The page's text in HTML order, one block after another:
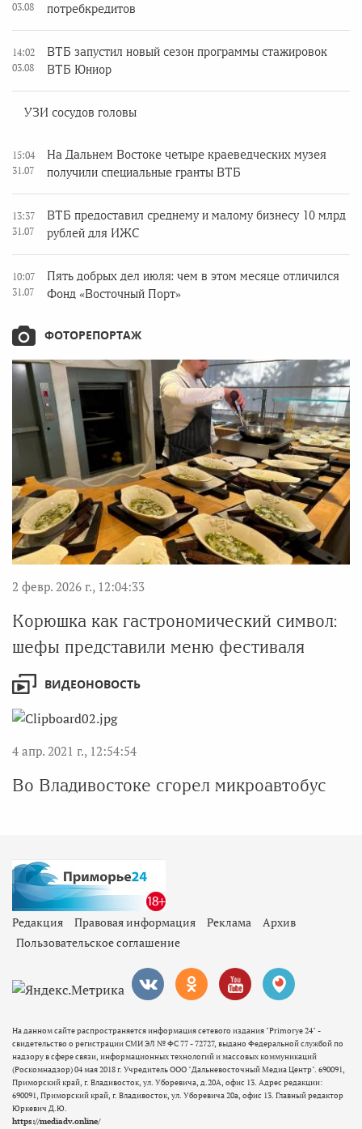
03.08
потребкредитов
14:02
03.08
ВТБ запустил новый сезон программы стажировок
ВТБ Юниор
УЗИ сосудов головы
15:04
31.07
На Дальнем Востоке четыре краеведческих музея
получили специальные гранты ВТБ
13:37
31.07
ВТБ предоставил среднему и малому бизнесу 10 млрд
рублей для ИЖС
10:07
31.07
Пять добрых дел июля: чем в этом месяце отличился
Фонд «Восточный Порт»
ФОТОРЕПОРТАЖ
2 февр. 2026 г., 12:04:33
Корюшка как гастрономический символ:
шефы представили меню фестиваля
ВИДЕОНОВОСТЬ
4 апр. 2021 г., 12:54:54
Во Владивостоке сгорел микроавтобус
Редакция Правовая информация Реклама
Архив
Пользовательское соглашение
На данном сайте распространяется информация сетевого издания "Primorye 24" -
свидетельство о регистрации СМИ ЭЛ № ФС 77 - 72727, выдано Федеральной службой по
надзору в сфере связи, информационных технологий и массовых коммуникаций
(Роскомнадзор) 04 мая 2018 г. Учредитель ООО "Дальневосточный Медиа Центр". 690091,
Приморский край, г. Владивосток, ул. Уборевича, д.20А, офис 13. Адрес редакции:
690091, Приморский край, г. Владивосток, ул. Уборевича 20а, офис 13. Главный редактор
Юркевич Д.Ю.
https://mediadv.online/